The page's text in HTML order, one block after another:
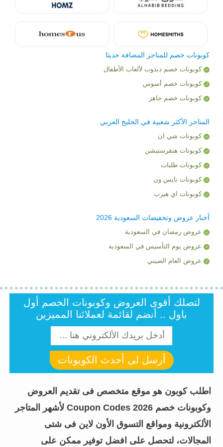
كوبونات خصم للمتاجر المضافة حديثا
كوبونات خصم دبدوب لألعاب الأطفال
كوبونات خصم أسوس
كوبونات خصم جاهز
المتاجر الأكثر شعبية في الخليج العربي
كوبونات شي ان
كوبونات هنقرستيشن
كوبونات طلبات
كوبونات نايس ون
كوبونات اي هيرب
أخبار عروض وتخفيضات السعودية 2026
عروض رمضان في السعودية
عروض يوم التأسيس في السعودية
عروض العام الصيني
لتصلك أقوى العروض وكوبونات الخصم أول
باول .. أنضم لقائمة لعملائنا المميزين
أرسل لى أحدث الكوبونات
اطلب كوبون هو موقع متخصص فى تقديم العروض
وكوبونات خصم Coupon Codes 2026 لأشهر المتاجر
الألكترونية ومواقع التسوق الأون لاين فى شتى
المجالات، لتحصل على افضل توفير ممكن على